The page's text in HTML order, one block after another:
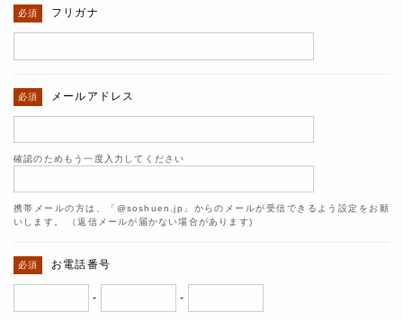
フリガナ
メールアドレス
確認のためもう一度入力してください
携帯メールの方は、「@soshuen.jp」からのメールが受信できるよう設定をお願
いします。 （返信メールが届かない場合があります)
お電話番号
- -